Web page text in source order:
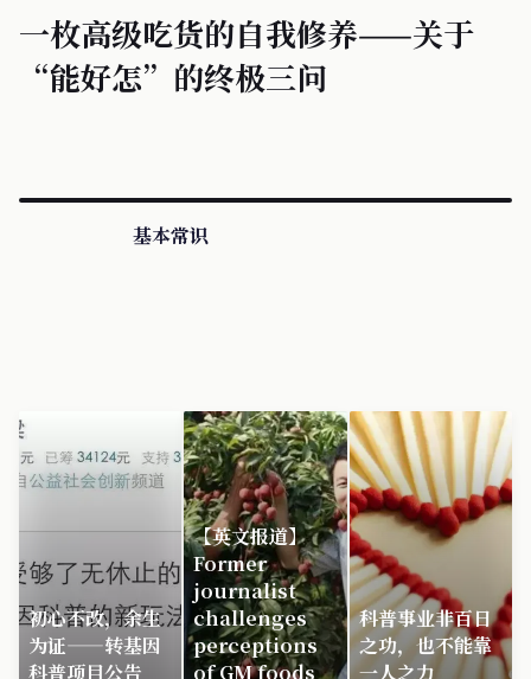
一枚高级吃货的自我修养——关于
“能好怎”的终极三问
基本常识
初心不改，余生
为证——转基因
科普项目公告
【英文报道】
Former
journalist
challenges
perceptions
of GM foods
科普事业非百日
之功，也不能靠
一人之力